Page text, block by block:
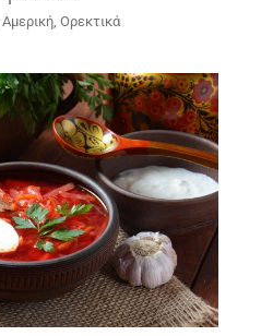
, Ορεκτικά